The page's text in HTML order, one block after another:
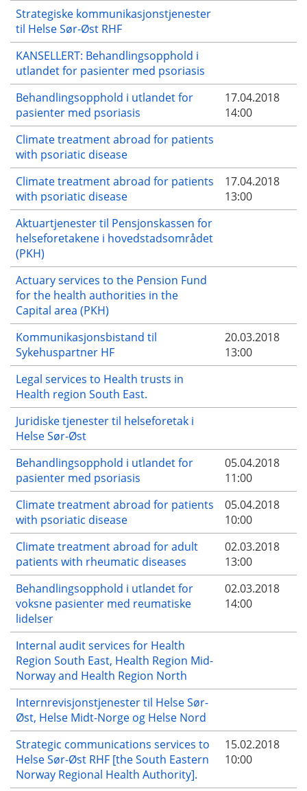
Strategiske kommunikasjonstjenester
til Helse Sør-Øst RHF
KANSELLERT: Behandlingsopphold i
utlandet for pasienter med psoriasis
Behandlingsopphold i utlandet for
pasienter med psoriasis
17.04.2018
14:00
Climate treatment abroad for patients
with psoriatic disease
Climate treatment abroad for patients
with psoriatic disease
17.04.2018
13:00
Aktuartjenester til Pensjonskassen for
helseforetakene i hovedstadsområdet
(PKH)
Actuary services to the Pension Fund
for the health authorities in the
Capital area (PKH)
Kommunikasjonsbistand til
Sykehuspartner HF
20.03.2018
13:00
Legal services to Health trusts in
Health region South East.
Juridiske tjenester til helseforetak i
Helse Sør-Øst
Behandlingsopphold i utlandet for
pasienter med psoriasis
05.04.2018
11:00
Climate treatment abroad for patients
with psoriatic disease
05.04.2018
10:00
Climate treatment abroad for adult
patients with rheumatic diseases
02.03.2018
13:00
Behandlingsopphold i utlandet for
voksne pasienter med reumatiske
lidelser
02.03.2018
14:00
Internal audit services for Health
Region South East, Health Region Mid-
Norway and Health Region North
Internrevisjonstjenester til Helse Sør-
Øst, Helse Midt-Norge og Helse Nord
Strategic communications services to
Helse Sør-Øst RHF [the South Eastern
Norway Regional Health Authority].
15.02.2018
10:00